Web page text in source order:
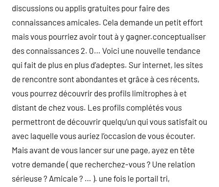
discussions ou applis gratuites pour faire des
connaissances amicales. Cela demande un petit effort
mais vous pourriez avoir tout à y gagner.conceptualiser
des connaissances 2. 0… Voici une nouvelle tendance
qui fait de plus en plus d’adeptes. Sur internet, les sites
de rencontre sont abondantes et grâce à ces récents,
vous pourrez découvrir des profils limitrophes à et
distant de chez vous. Les profils complétés vous
permettront de découvrir quelqu’un qui vous satisfait ou
avec laquelle vous auriez l’occasion de vous écouter.
Mais avant de vous lancer sur une page, ayez en tête
votre demande ( que recherchez-vous ? Une relation
sérieuse ? Amicale ? … ). une fois le portail tri,